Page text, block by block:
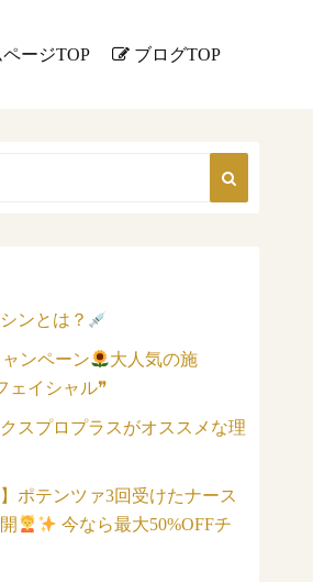
ージTOP ブログTOP
ンとは？
ンペーン
大人気の施
イシャル❞
スプロプラスがオススメな理
ポテンツァ3回受けたナース
今なら最大50%OFFチ